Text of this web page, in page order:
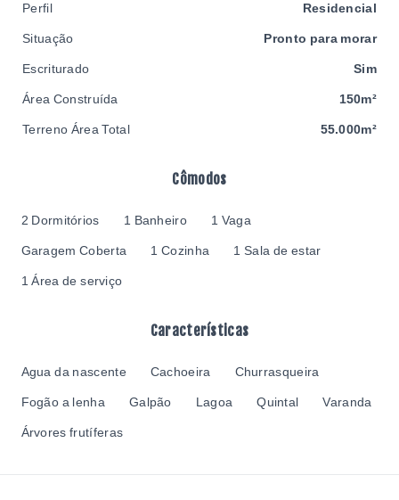
Cômodos
2 Dormitórios 1 Banheiro 1 Vaga
Garagem Coberta 1 Cozinha 1 Sala de estar
1 Área de serviço
Características
Agua da nascente Cachoeira Churrasqueira
Fogão a lenha Galpão Lagoa Quintal Varanda
Árvores frutíferas
Perfil Residencial
Situação Pronto para morar
Escriturado Sim
Área Construída 150m²
Terreno Área Total 55.000m²